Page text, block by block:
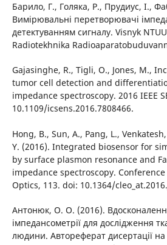
Барило, Г., Голяка, Р., Прудиус, I.,
Вимiрювальнi перетворювачi
детектуванням сигналу. Visnyk
Radiotekhnika
Gajasinghe, R., Tigli, O., Jones, M.,
tumor cell detection and
impedance spectroscopy. 2016 IEEE
10.1109/icsens.2016.7808466.
Hong, B., Sun, A., Pang, L.,
Y. (2016). Integrated biosensor for
by surface plasmon resonance and
impedance spectroscopy.
Optics, 113. doi: 10.1364/
Антонюк, О. О. (2016).
імпедансометрії для дослідження
людини. Автореферат дисертації на